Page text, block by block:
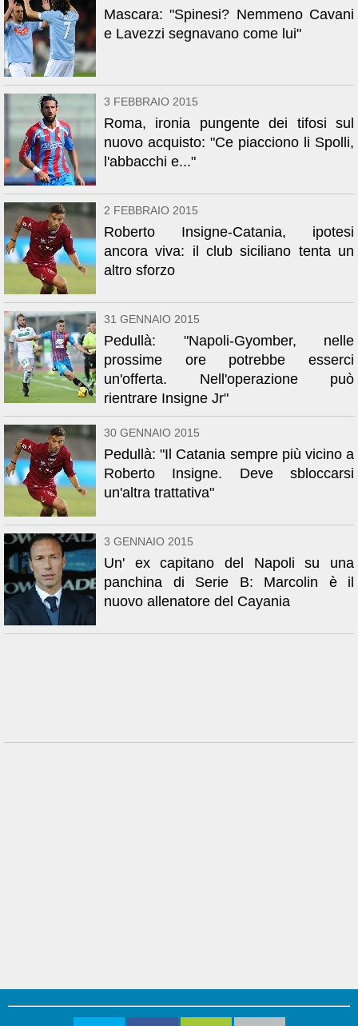
Mascara: "Spinesi? Nemmeno Cavani
e Lavezzi segnavano come lui"
3 FEBBRAIO 2015
Roma, ironia pungente dei tifosi sul
nuovo acquisto: "Ce piacciono li Spolli,
l'abbacchi e..."
2 FEBBRAIO 2015
Roberto Insigne-Catania, ipotesi
ancora viva: il club siciliano tenta un
altro sforzo
31 GENNAIO 2015
Pedullà: "Napoli-Gyomber, nelle
prossime ore potrebbe esserci
un'offerta. Nell'operazione può
rientrare Insigne Jr"
30 GENNAIO 2015
Pedullà: "Il Catania sempre più vicino a
Roberto Insigne. Deve sbloccarsi
un'altra trattativa"
3 GENNAIO 2015
Un' ex capitano del Napoli su una
panchina di Serie B: Marcolin è il
nuovo allenatore del Cayania